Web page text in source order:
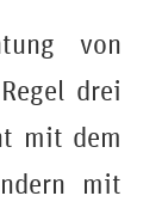
von
drei
mit dem
mit